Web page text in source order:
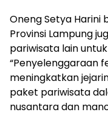
Oneng Setya Harini
Provinsi Lampung
pariwisata lain
“Penyelenggaraan
meningkatkan
paket pariwisata
nusantara dan